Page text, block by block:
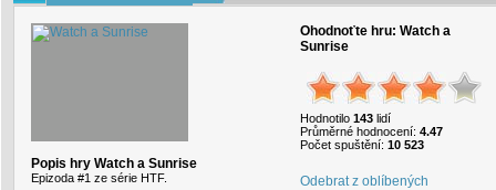
Popis hry Watch a Sunrise
Epizoda #1 ze série HTF.
Ohodnoťte hru: Watch a
Sunrise
Hodnotilo 143 lidí
Průměrné hodnocení: 4.47
Počet spuštění: 10 523
Odebrat z oblíbených